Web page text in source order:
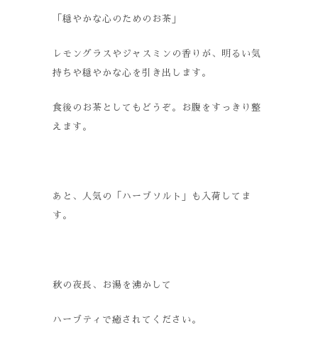
「穏やかな心のためのお茶」
レモングラスやジャスミンの香りが、明るい気
持ちや穏やかな心を引き出します。
食後のお茶としてもどうぞ。お腹をすっきり整
えます。
あと、人気の「ハーブソルト」も入荷してま
す。
秋の夜長、お湯を沸かして
ハーブティで癒されてください。